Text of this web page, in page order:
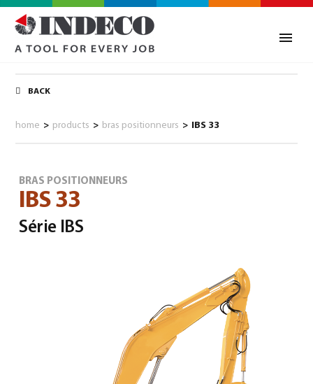
BACK
home > products > bras positionneurs > IBS 33
BRAS POSITIONNEURS
IBS 33
Série IBS